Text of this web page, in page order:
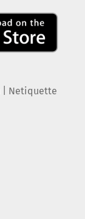
Netiquette